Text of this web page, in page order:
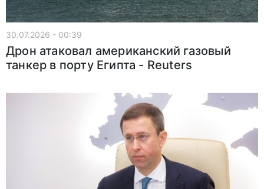
30.07.2026 - 00:39
Дрон атаковал американский газовый
танкер в порту Египта - Reuters